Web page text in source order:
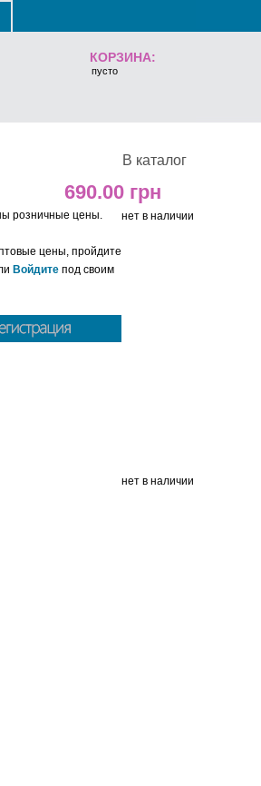
КОРЗИНА:
пусто
В каталог
690.00
нет в наличии
розничные цены.
цены, пройдите
Войдите под своим
нет в наличии